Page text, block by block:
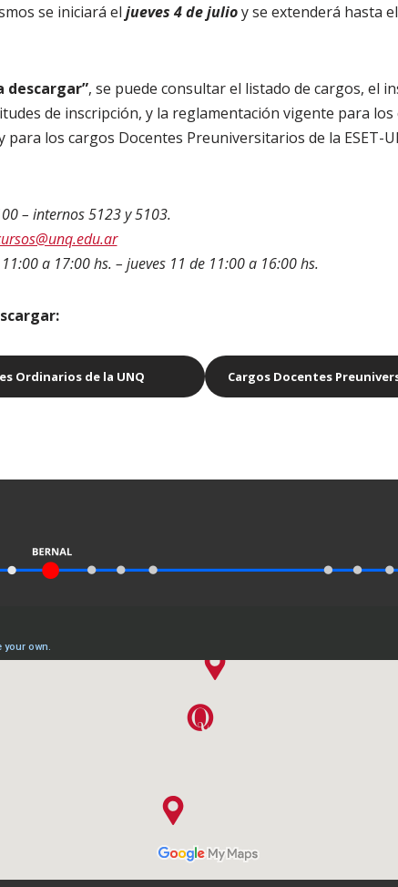
se iniciará el jueves 4 de julio y se extenderá hasta el
descargar”, se puede consultar el listado de cargos, el
de inscripción, y la reglamentación vigente para
para los cargos Docentes Preuniversitarios de la ESET-
– internos 5123 y 5103.
a 17:00 hs. – jueves 11 de 11:00 a 16:00 hs.
Ordinarios de la UNQ Cargos Docentes